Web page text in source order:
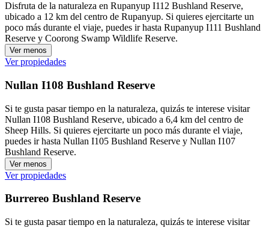
Disfruta de la naturaleza en Rupanyup I112 Bushland Reserve,
ubicado a 12 km del centro de Rupanyup. Si quieres ejercitarte un
poco más durante el viaje, puedes ir hasta Rupanyup I111 Bushland
Reserve y Coorong Swamp Wildlife Reserve.
Ver menos
Ver propiedades
Nullan I108 Bushland Reserve
Si te gusta pasar tiempo en la naturaleza, quizás te interese visitar
Nullan I108 Bushland Reserve, ubicado a 6,4 km del centro de
Sheep Hills. Si quieres ejercitarte un poco más durante el viaje,
puedes ir hasta Nullan I105 Bushland Reserve y Nullan I107
Bushland Reserve.
Ver menos
Ver propiedades
Burrereo Bushland Reserve
Si te gusta pasar tiempo en la naturaleza, quizás te interese visitar